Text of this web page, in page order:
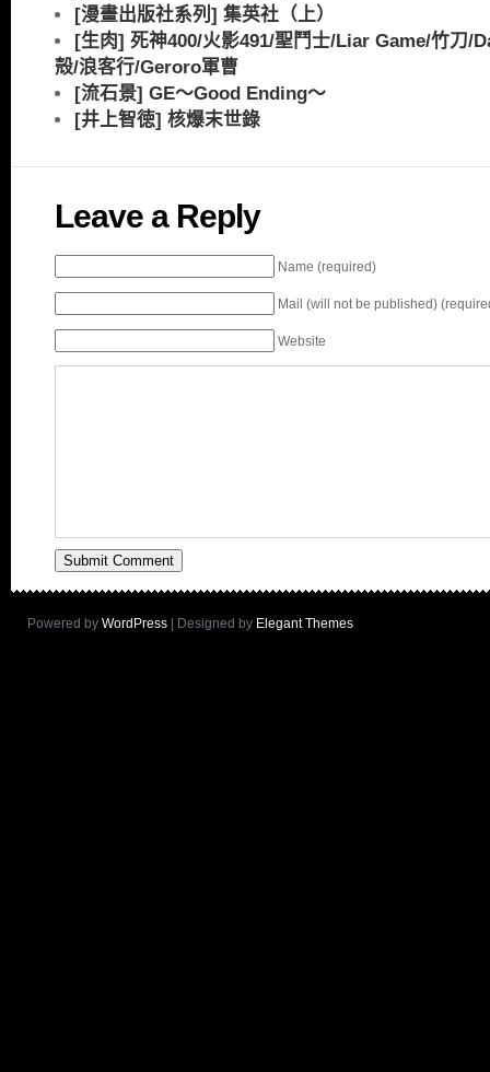
[漫畫出版社系列] 集英社（上）
[生肉] 死神400/火影491/聖鬥士/Liar Game/竹刀/
殻/浪客行/Geroro軍曹
[流石景] GE～Good Ending～
[井上智徳] 核爆末世錄
Leave a Reply
Name (required)
Mail (will not be published)
Website
Powered by WordPress | Designed by Elegant Themes